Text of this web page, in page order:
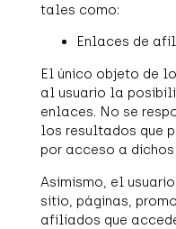
tales como:
Enlaces de
El único objeto de
al usuario la
enlaces. No se
los resultados que
por acceso a
Asimismo, el
sitio, páginas,
afiliados que